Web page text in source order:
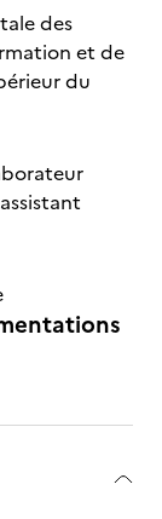
des
et de
du